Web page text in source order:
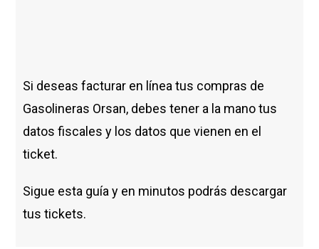
Si deseas facturar en línea tus compras de
Gasolineras Orsan, debes tener a la mano tus
datos fiscales y los datos que vienen en el
ticket.
Sigue esta guía y en minutos podrás descargar
tus tickets.